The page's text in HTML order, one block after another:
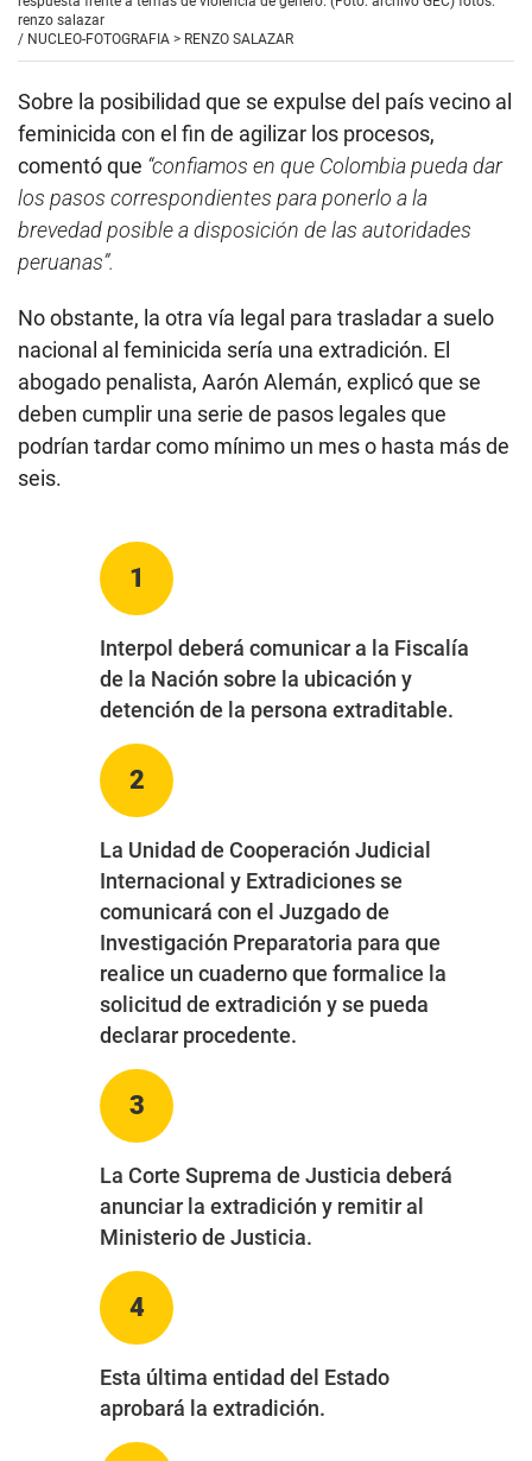
renzo salazar
/ NUCLEO-FOTOGRAFIA > RENZO SALAZAR
Sobre la posibilidad que se expulse del país vecino al
feminicida con el fin de agilizar los procesos,
comentó que “confiamos en que Colombia pueda dar
los pasos correspondientes para ponerlo a la
brevedad posible a disposición de las autoridades
peruanas”.
No obstante, la otra vía legal para trasladar a suelo
nacional al feminicida sería una extradición. El
abogado penalista, Aarón Alemán, explicó que se
deben cumplir una serie de pasos legales que
podrían tardar como mínimo un mes o hasta más de
seis.
1
Interpol deberá comunicar a la Fiscalía
de la Nación sobre la ubicación y
detención de la persona extraditable.
2
La Unidad de Cooperación Judicial
Internacional y Extradiciones se
comunicará con el Juzgado de
Investigación Preparatoria para que
realice un cuaderno que formalice la
solicitud de extradición y se pueda
declarar procedente.
3
La Corte Suprema de Justicia deberá
anunciar la extradición y remitir al
Ministerio de Justicia.
4
Esta última entidad del Estado
aprobará la extradición.